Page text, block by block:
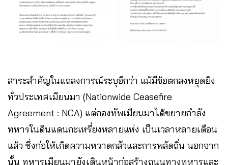
สาระสำคัญในแถลงการณ์ระบุอีกว่า แม้มีข้อตกลงหยุดยิง
ทั่วประเทศเมียนมา (Nationwide Ceasefire
Agreement : NCA) แต่กองทัพเมียนมาได้ขยายกําลัง
ทหารในดินแดนกะเหรี่ยงหลายแห่ง เป็นเวลาหลายเดือน
แล้ว ซึ่งก่อให้เกิดความหวาดกลัวและการพลัดถิ่น นอกจาก
นั้น ทหารเมียนมายังเดินหน้าก่อสร้างถนนทางทหารและ